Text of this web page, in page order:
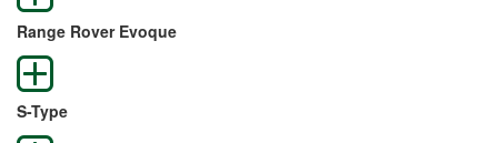
Range Rover Evoque
S-Type